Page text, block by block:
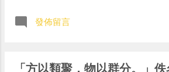
發佈留言
「方以類聚，物以群分。」佚